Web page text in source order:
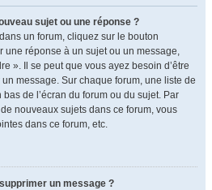
sujet ou une réponse ?
un forum, cliquez sur le bouton
une réponse à un sujet ou un message,
». Il se peut que vous ayez besoin d’être
message. Sur chaque forum, une liste de
de l’écran du forum ou du sujet. Par
nouveaux sujets dans ce forum, vous
dans ce forum, etc.
un message ?